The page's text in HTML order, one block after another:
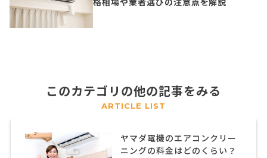
このカテゴリの他の記事をみる
ARTICLE LIST
ヤマダ電機のエアコンクリー
ニングの料金はどのくらい？